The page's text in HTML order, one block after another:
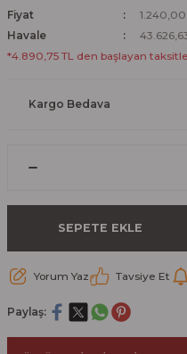
Fiyat
1.240,00
Havale
*4.890,75 TL den başlayan
Kargo Bedava
SEPETE EKLE
Yorum Yaz Tavsiye Et
Paylaş: